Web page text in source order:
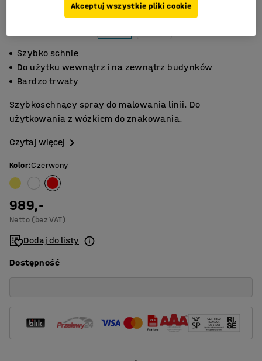
Szybko schnie
Do użytku wewnątrz i na zewnątrz budynków
Bardzo trwały
Szybkoschnący spray do malowania linii. Do
użytkowania z wózkiem do znakowania.
Czytaj więcej
Kolor:Czerwony
989,-
Netto (bez VAT)
Dodaj do listy
Dostępność
Akceptuj wszystkie pliki cookie